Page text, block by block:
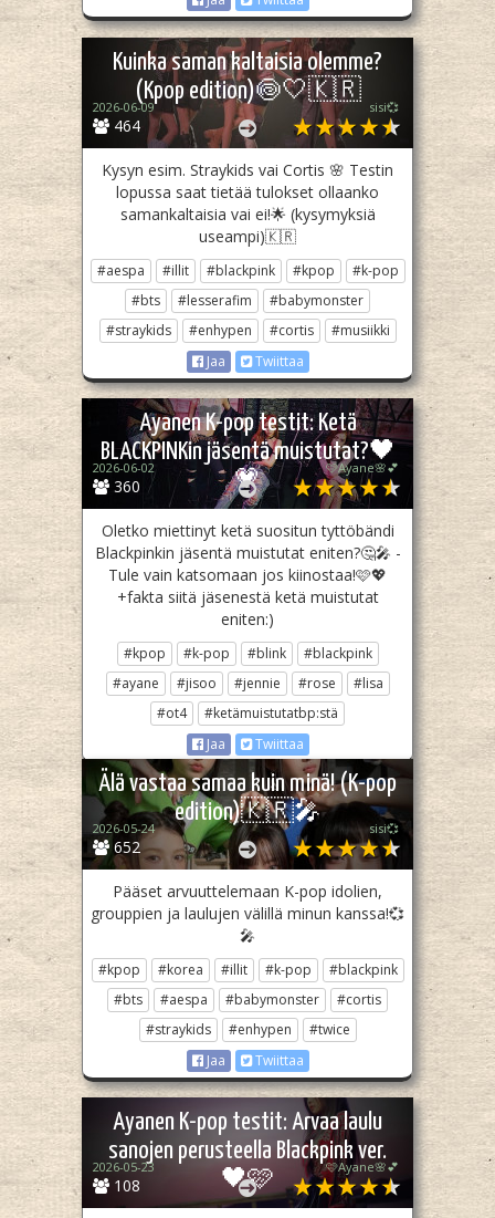
Kuinka saman kaltaisia olemme?
(Kpop edition)🍥🤍🇰🇷
464
2026-06-09 sisi💞
Kysyn esim. Straykids vai Cortis 🌸 Testin
lopussa saat tietää tulokset ollaanko
samankaltaisia vai ei!🌟 (kysymyksiä
useampi)🇰🇷
#aespa #illit #blackpink #kpop
#k-pop
#bts
#lesserafim
#babymonster
#straykids
#enhypen #cortis
#musiikki
Jaa
Twiittaa
Ayanen K-pop testit: Ketä
BLACKPINKin jäsentä muistutat?🖤
💗
360
2026-06-02 🩷Ayane🌸💕
Oletko miettinyt ketä suositun tyttöbändi
Blackpinkin jäsentä muistutat eniten?🤔🎤 -
Tule vain katsomaan jos kiinostaa!🩷💖
+fakta siitä jäsenestä ketä muistutat
eniten:)
#kpop #k-pop #blink
#blackpink
#ayane
#jisoo #jennie #rose
#lisa
#ot4
#ketämuistutatbp:stä
Jaa
Twiittaa
Älä vastaa samaa kuin minä! (K-pop
edition)🇰🇷🎤
652
2026-05-24 sisi💞
Pääset arvuuttelemaan K-pop idolien,
grouppien ja laulujen välillä minun kanssa!💞
🎤
#kpop #korea #illit #k-pop
#blackpink
#bts
#aespa #babymonster
#cortis
#straykids
#enhypen
#twice
Jaa
Twiittaa
Ayanen K-pop testit: Arvaa laulu
sanojen perusteella Blackpink ver.
🖤🩷
108
2026-05-23 🩷Ayane🌸💕